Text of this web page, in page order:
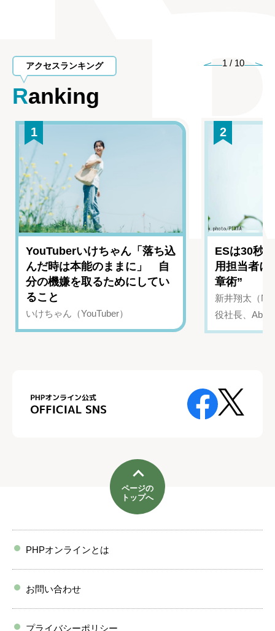
アクセスランキング
Ranking
1 / 10
1
YouTuberいけちゃん「落ち込
んだ時は本能のままに」 自
分の機嫌を取るためにしてい
ること
いけちゃん（YouTuber）
2
ESは30秒
用担当者に
章術”
新井翔太（
役社長、
ページの
トップへ
PHPオンラインとは
お問い合わせ
プライバシーポリシー